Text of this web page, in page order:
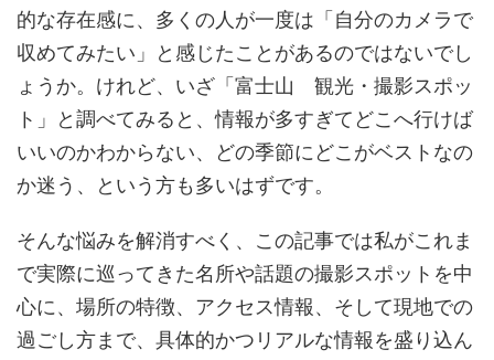
的な存在感に、多くの人が一度は「自分のカメラで
収めてみたい」と感じたことがあるのではないでし
ょうか。けれど、いざ「富士山 観光・撮影スポッ
ト」と調べてみると、情報が多すぎてどこへ行けば
いいのかわからない、どの季節にどこがベストなの
か迷う、という方も多いはずです。
そんな悩みを解消すべく、この記事では私がこれま
で実際に巡ってきた名所や話題の撮影スポットを中
心に、場所の特徴、アクセス情報、そして現地での
過ごし方まで、具体的かつリアルな情報を盛り込ん